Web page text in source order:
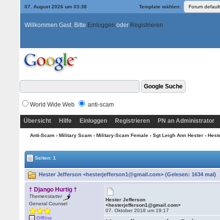
07. August 2026 um 03:38 Template wählen:
Willkommen Gast. Bitte Einloggen oder Registrieren
World Wide Web anti-scam
Übersicht Hilfe Einloggen Registrieren PN an Administrator
Anti-Scam› Military Scam› Military-Scam Female› Sgt Leigh Ann Hester›
Seiten: 1
Hester Jefferson <hesterjefferson1@gmail.com> (Gelesen: 1634 mal)
† Django Hurtig †
Themenstarter
General Counsel
Offline
Hester Jefferson
<hesterjefferson1@gmail.com>
07. Oktober 2018 um 19:17